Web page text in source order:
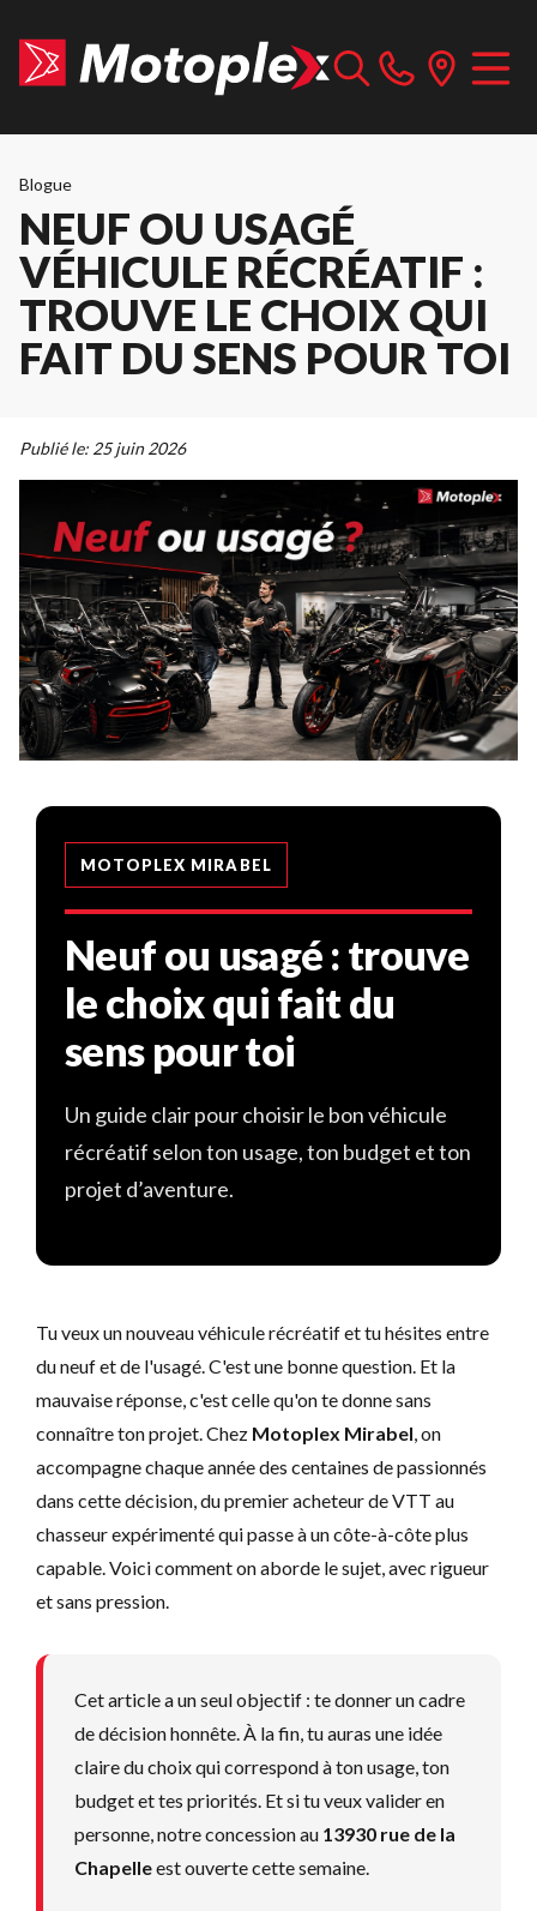
Blogue
NEUF OU USAGÉ
VÉHICULE RÉCRÉATIF :
TROUVE LE CHOIX QUI
FAIT DU SENS POUR TOI
Publié le: 25 juin 2026
MOTOPLEX MIRABEL
Neuf ou usagé : trouve
le choix qui fait du
sens pour toi
Un guide clair pour choisir le bon véhicule
récréatif selon ton usage, ton budget et ton
projet d’aventure.
Tu veux un nouveau véhicule récréatif et tu hésites entre
du neuf et de l'usagé. C'est une bonne question. Et la
mauvaise réponse, c'est celle qu'on te donne sans
connaître ton projet. Chez Motoplex Mirabel, on
accompagne chaque année des centaines de passionnés
dans cette décision, du premier acheteur de VTT au
chasseur expérimenté qui passe à un côte-à-côte plus
capable. Voici comment on aborde le sujet, avec rigueur
et sans pression.
Cet article a un seul objectif : te donner un cadre
de décision honnête. À la fin, tu auras une idée
claire du choix qui correspond à ton usage, ton
budget et tes priorités. Et si tu veux valider en
personne, notre concession au 13930 rue de la
Chapelleest ouverte cette semaine.